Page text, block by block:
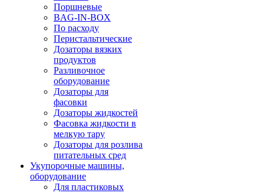
Поршневые
BAG-IN-BOX
По расходу
Перистальтические
Дозаторы вязких
продуктов
Разливочное
оборудование
Дозаторы для
фасовки
Дозаторы жидкостей
Фасовка жидкости в
мелкую тару
Дозаторы для розлива
питательных сред
Укупорочные машины,
оборудование
Для пластиковых